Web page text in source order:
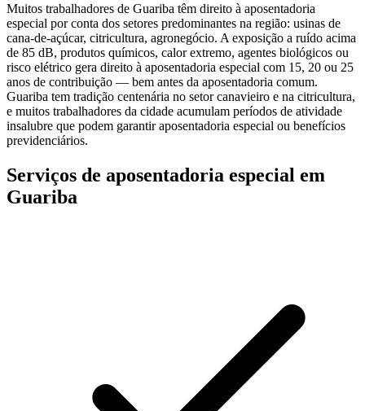
Muitos trabalhadores de Guariba têm direito à aposentadoria
especial por conta dos setores predominantes na região: usinas de
cana-de-açúcar, citricultura, agronegócio. A exposição a ruído acima
de 85 dB, produtos químicos, calor extremo, agentes biológicos ou
risco elétrico gera direito à aposentadoria especial com 15, 20 ou 25
anos de contribuição — bem antes da aposentadoria comum.
Guariba tem tradição centenária no setor canavieiro e na citricultura,
e muitos trabalhadores da cidade acumulam períodos de atividade
insalubre que podem garantir aposentadoria especial ou benefícios
previdenciários.
Serviços de aposentadoria especial em
Guariba